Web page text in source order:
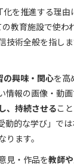
を推進する理
教育施設で使わ
技術全般を指しま
の興味・関心を高
情報の画像・動
、持続させるこ
動的な学び」で
ります。
見・作品を教師